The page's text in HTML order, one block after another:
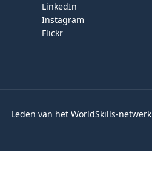
LinkedIn
Instagram
Flickr
Leden van het WorldSkills-netwerk